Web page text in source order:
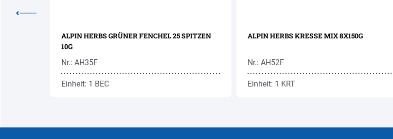
ALPIN HERBS GRÜNER FENCHEL 25 SPITZEN
10G
Nr.: AH35F
Einheit: 1 BEC
ALPIN HERBS KRESSE MIX 8X150G
Nr.: AH52F
Einheit: 1 KRT